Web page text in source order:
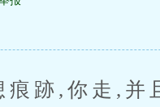
跡,你走,并